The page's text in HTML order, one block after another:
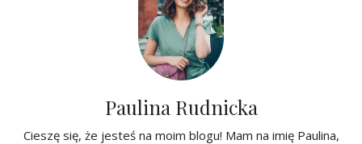
Paulina Rudnicka
Cieszę się, że jesteś na moim blogu! Mam na imię Paulina,